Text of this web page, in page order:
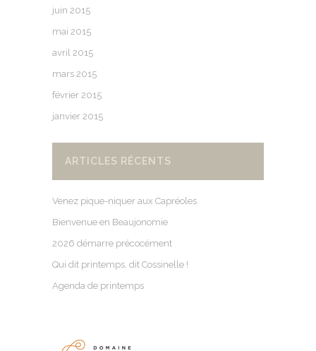
juin 2015
mai 2015
avril 2015
mars 2015
février 2015
janvier 2015
ARTICLES RÉCENTS
Venez pique-niquer aux Capréoles
Bienvenue en Beaujonomie
2026 démarre précocément
Qui dit printemps, dit Cossinelle !
Agenda de printemps